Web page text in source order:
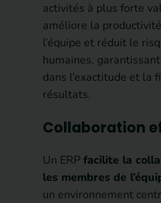
activités à plus forte
améliore la
l’équipe et réduit le
humaines,
dans l’exactitude et la
résultats.
Collaboration
Un ERPfacilite la
les membres de
un environnement